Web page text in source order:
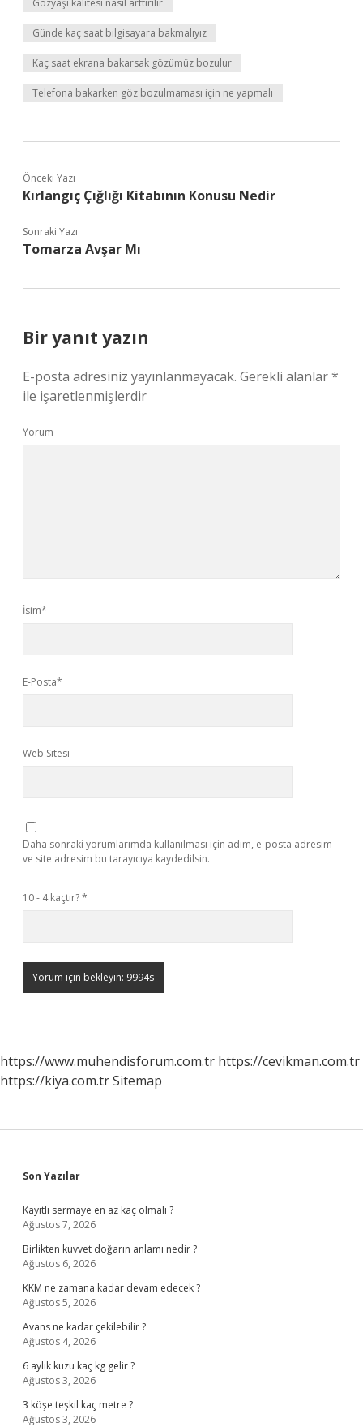
Gözyaşı kalitesi nasıl arttırılır
Günde kaç saat bilgisayara bakmalıyız
Kaç saat ekrana bakarsak gözümüz bozulur
Telefona bakarken göz bozulmaması için ne yapmalı
Önceki Yazı
Kırlangıç Çığlığı Kitabının Konusu Nedir
Sonraki Yazı
Tomarza Avşar Mı
Bir yanıt yazın
E-posta adresiniz yayınlanmayacak. Gerekli alanlar*
ile işaretlenmişlerdir
Yorum
İsim*
E-Posta*
Web Sitesi
Daha sonraki yorumlarımda kullanılması için adım, e-posta adresim
ve site adresim bu tarayıcıya kaydedilsin.
10 - 4 kaçtır?*
https://www.muhendisforum.com.tr https://cevikman.com.tr
https://kiya.com.trSitemap
Sidebar
Son Yazılar
Kayıtlı sermaye en az kaç olmalı ?
Ağustos 7, 2026
Birlikten kuvvet doğarın anlamı nedir ?
Ağustos 6, 2026
KKM ne zamana kadar devam edecek ?
Ağustos 5, 2026
Avans ne kadar çekilebilir ?
Ağustos 4, 2026
6 aylık kuzu kaç kg gelir ?
Ağustos 3, 2026
3 köşe teşkil kaç metre ?
Ağustos 3, 2026